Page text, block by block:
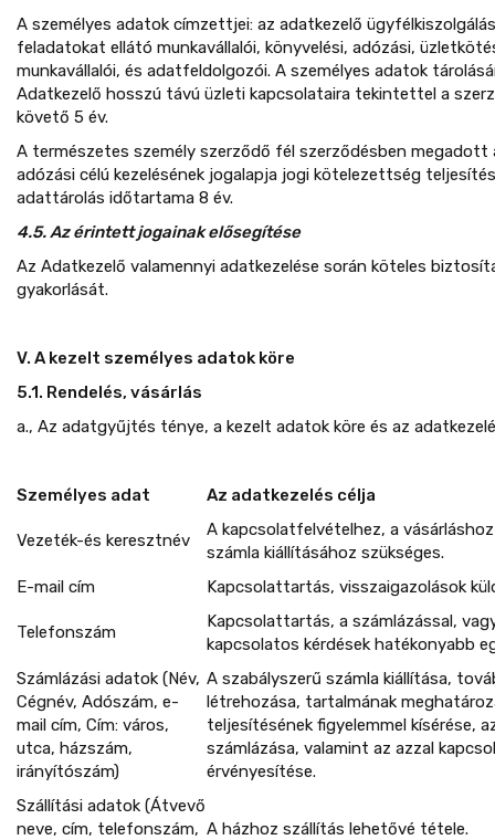
A személyes adatok címzettjei: az adatkezelő
feladatokat ellátó munkavállalói, könyvelési, adózási,
munkavállalói, és adatfeldolgozói. A személyes adatok
Adatkezelő hosszú távú üzleti kapcsolataira tekintettel a
követő 5 év.
A természetes személy szerződő fél szerződésben megadott
adózási célú kezelésének jogalapja jogi kötelezettség
adattárolás időtartama 8 év.
4.5. Az érintett jogainak elősegítése
Az Adatkezelő valamennyi adatkezelése során köteles
gyakorlását.
V. A kezelt személyes adatok köre
5.1. Rendelés, vásárlás
a., Az adatgyűjtés ténye, a kezelt adatok köre és az
Személyes adat Az adatkezelés célja
Vezeték-és keresztnév
A kapcsolatfelvételhez, a
számla kiállításához szükséges.
E-mail cím
Kapcsolattartás, visszaigazolások
Telefonszám
Kapcsolattartás, a számlázással,
kapcsolatos kérdések hatékonyabb
Számlázási adatok (Név,
Cégnév, Adószám, e-
mail cím, Cím: város,
utca, házszám,
irányítószám)
A szabályszerű számla kiállítása,
létrehozása, tartalmának
teljesítésének figyelemmel kísérése,
számlázása, valamint az azzal
érvényesítése.
Szállítási adatok (Átvevő
neve, cím, telefonszám, A házhoz szállítás lehetővé tétele.